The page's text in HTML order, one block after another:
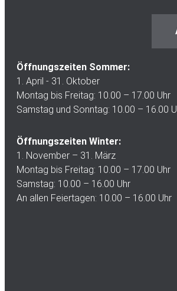
Öffnungszeiten Sommer:
1. April - 31. Oktober
Montag bis Freitag: 10.00 – 17.00 Uhr
Samstag und Sonntag: 10.00 – 16.00
Öffnungszeiten Winter:
1. November – 31. März
Montag bis Freitag: 10.00 – 17.00 Uhr
Samstag: 10.00 – 16.00 Uhr
An allen Feiertagen: 10.00 – 16.00 Uhr